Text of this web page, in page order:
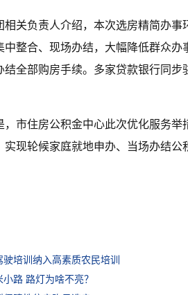
相关负责人介绍，本次选房精简办事
中整合、现场办结，大幅降低群众
结全部购房手续。多家贷款银行同
，市住房公积金中心此次优化服务
实现轮候家庭就地申办、当场办结
培训纳入高素质农民培训
路 路灯为啥不亮？